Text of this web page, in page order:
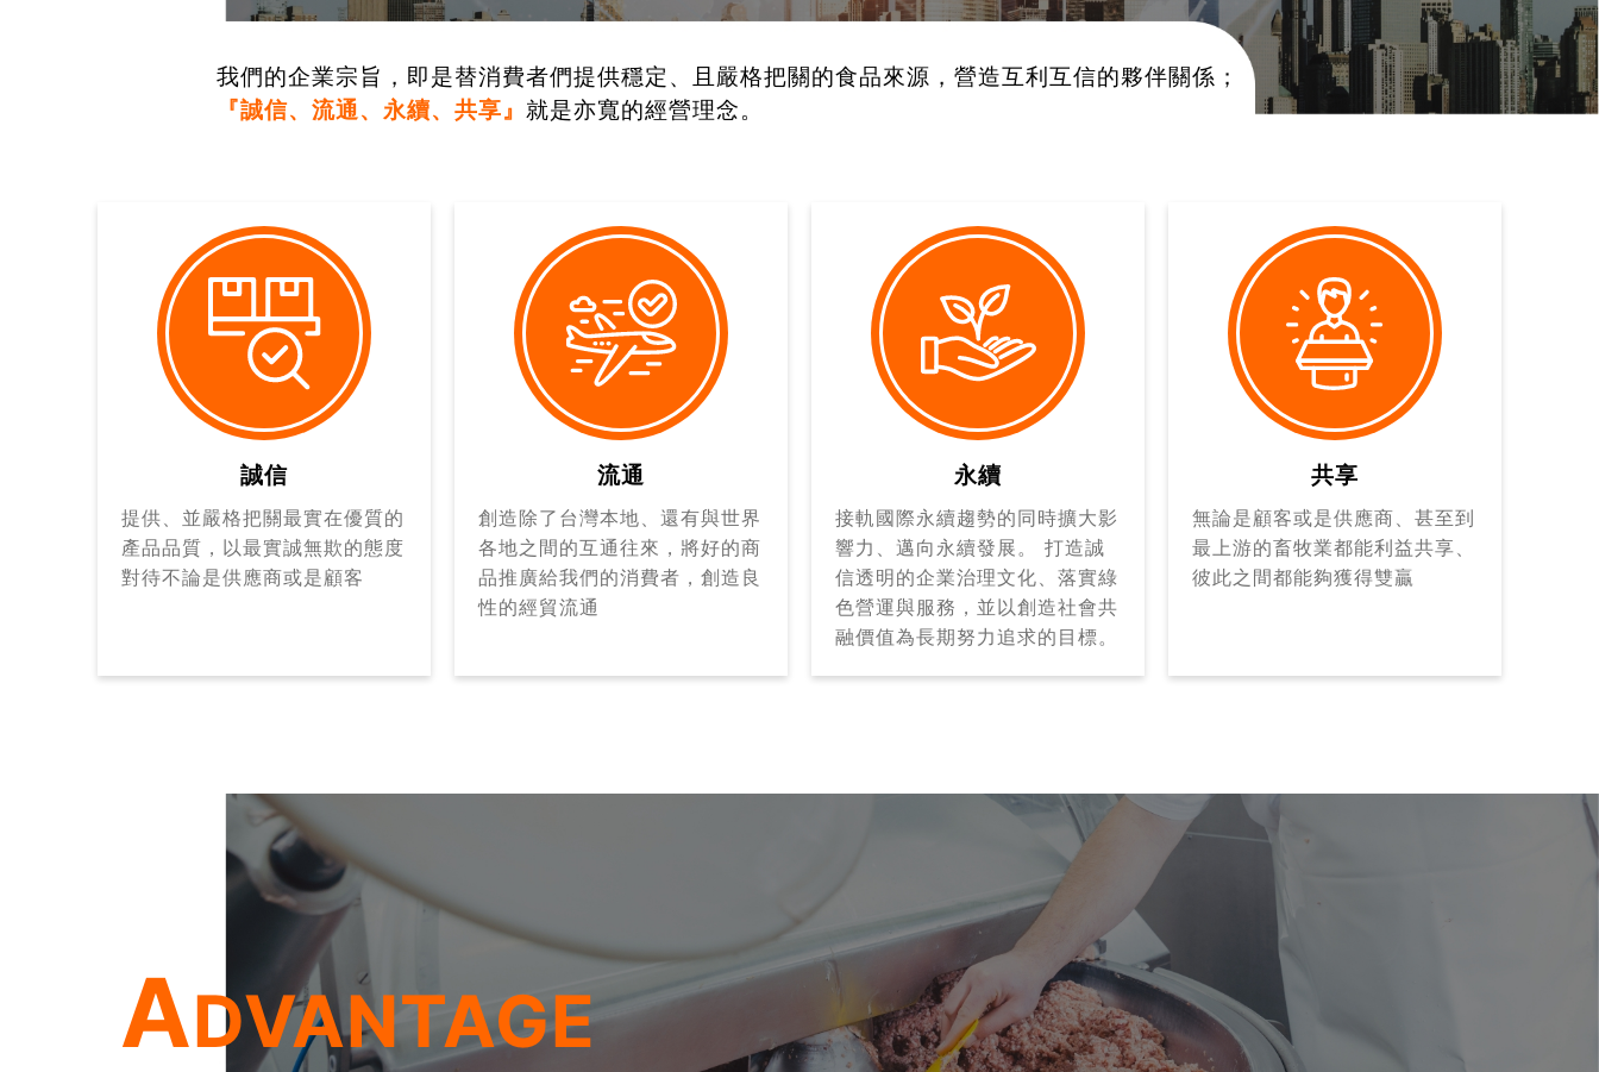
我們的企業宗旨，即是替消費者們提供穩定、且嚴格把關的食品來源，營造互利互信的夥伴關係；
『誠信、流通、永續、共享』 就是亦寬的經營理念。
誠信
提供、並嚴格把關最實在優質的
產品品質，以最實誠無欺的態度
對待不論是供應商或是顧客
流通
創造除了台灣本地、還有與世界
各地之間的互通往來，將好的商
品推廣給我們的消費者，創造良
性的經貿流通
永續
接軌國際永續趨勢的同時擴大影
響力、邁向永續發展。 打造誠
信透明的企業治理文化、落實綠
色營運與服務，並以創造社會共
融價值為長期努力追求的目標。
共享
無論是顧客或是供應商、甚至到
最上游的畜牧業都能利益共享、
彼此之間都能夠獲得雙贏
ADVANTAGE